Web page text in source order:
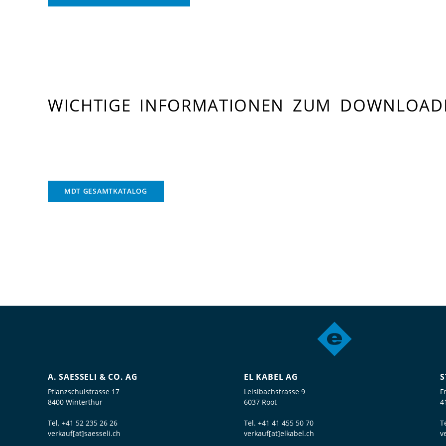
WICHTIGE INFORMATIONEN ZUM
MDT GESAMTKATALOG
A. SAESSELI & CO. AG
Pflanzschulstrasse 17
8400 Winterthur
Tel. +41 52 235 26 26
verkauf[at]saesseli.ch
EL KABEL AG
Leisibachstrasse 9
6037 Root
Tel. +41 41 455 50 70
verkauf[at]elkabel.ch